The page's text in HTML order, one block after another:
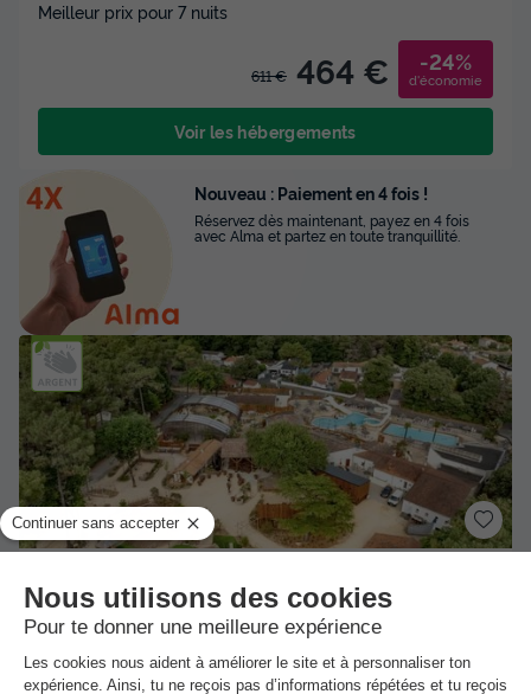
Meilleur prix pour 7 nuits
611 € 464 € -24%
d'économie
Voir les hébergements
Saint Hilaire De Riez -Voir sur la carte
Avis clients
8.4 /10
Nouveau : Paiement en 4 fois !
Réservez dès maintenant, payez en 4 fois
avec Alma et partez en toute tranquillité.